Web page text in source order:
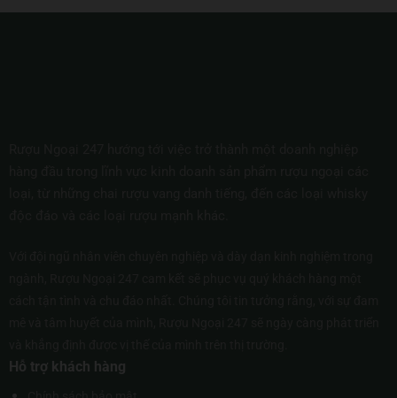
Hỗ trợ khách hàng